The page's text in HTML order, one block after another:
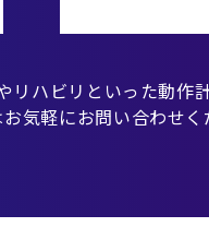
リハビリといった動作
気軽にお問い合わせく